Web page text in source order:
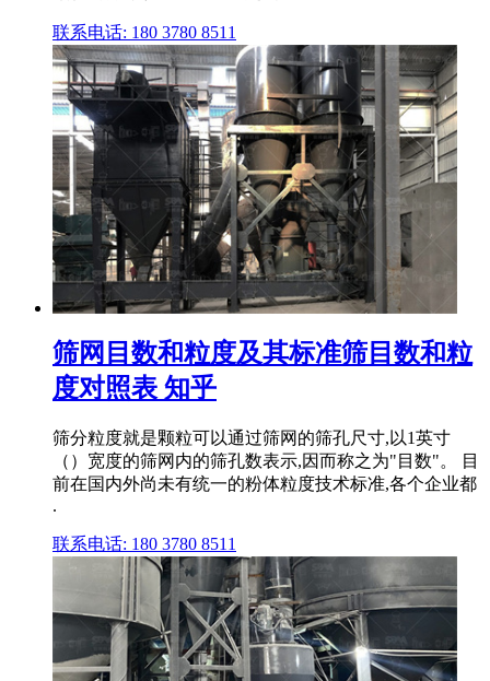
联系电话: 180 3780 8511
筛网目数和粒度及其标准筛目数和粒
度对照表 知乎
筛分粒度就是颗粒可以通过筛网的筛孔尺寸,以1英寸
（）宽度的筛网内的筛孔数表示,因而称之为"目数"。 目
前在国内外尚未有统一的粉体粒度技术标准,各个企业都
.
联系电话: 180 3780 8511